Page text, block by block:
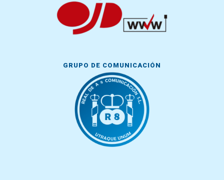
GRUPO DE COMUNICACIÓN